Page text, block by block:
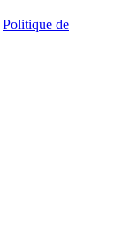
Politique de